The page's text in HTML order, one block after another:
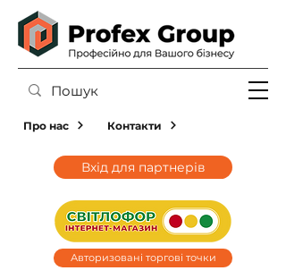
Про нас Контакти
Вхід для партнерів
Авторизовані торгові точки